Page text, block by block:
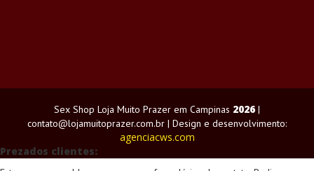
Sex Shop Loja Muito Prazer em Campinas 2026 |
contato@lojamuitoprazer.com.br | Design e desenvolvimento:
agenciacws.com
Prezados clientes: